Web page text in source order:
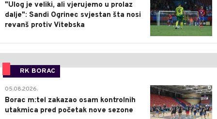
"Ulog je veliki, ali vjerujemo u prolaz
dalje": Sandi Ogrinec svjestan šta nosi
revanš protiv Vitebska
RK BORAC
0
05.08.2026.
Borac m:tel zakazao osam kontrolnih
utakmica pred početak nove sezone